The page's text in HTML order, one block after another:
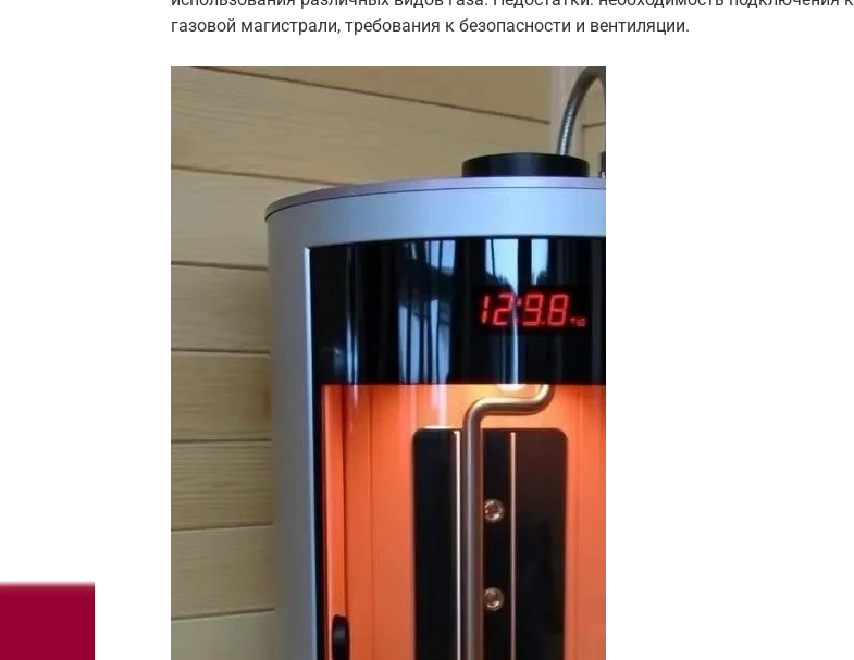
газовой магистрали, требования к безопасности и вентиляции.